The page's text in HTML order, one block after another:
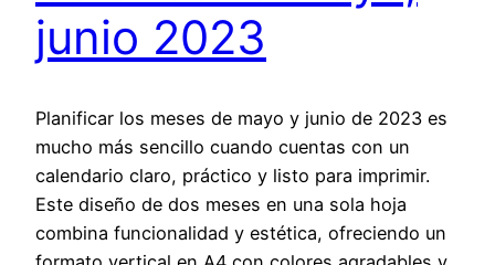
junio 2023
Planificar los meses de mayo y junio de 2023 es
mucho más sencillo cuando cuentas con un
calendario claro, práctico y listo para imprimir.
Este diseño de dos meses en una sola hoja
combina funcionalidad y estética, ofreciendo un